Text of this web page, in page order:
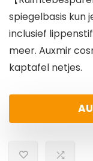
spiegelbasis kun
inclusief
meer. Auxmir
kaptafel netjes.